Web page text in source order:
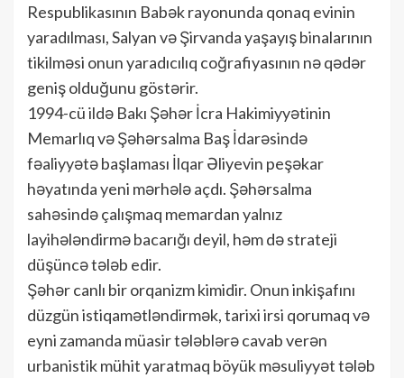
Respublikasının Babək rayonunda qonaq evinin
yaradılması, Salyan və Şirvanda yaşayış binalarının
tikilməsi onun yaradıcılıq coğrafiyasının nə qədər
geniş olduğunu göstərir.
1994-cü ildə Bakı Şəhər İcra Hakimiyyətinin
Memarlıq və Şəhərsalma Baş İdarəsində
fəaliyyətə başlaması İlqar Əliyevin peşəkar
həyatında yeni mərhələ açdı. Şəhərsalma
sahəsində çalışmaq memardan yalnız
layihələndirmə bacarığı deyil, həm də strateji
düşüncə tələb edir.
Şəhər canlı bir orqanizm kimidir. Onun inkişafını
düzgün istiqamətləndirmək, tarixi irsi qorumaq və
eyni zamanda müasir tələblərə cavab verən
urbanistik mühit yaratmaq böyük məsuliyyət tələb